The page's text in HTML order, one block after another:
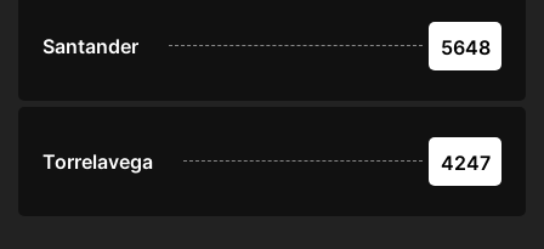
Santander 5648
Torrelavega 4247